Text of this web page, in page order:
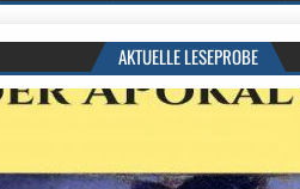
AKTUELLE LESEPROBE